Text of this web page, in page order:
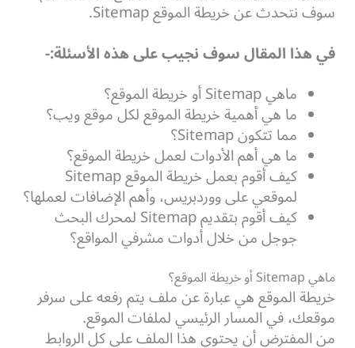
سوف نتحدث عن خريطة الموقع Sitemap.
في هذا المقال سوف نجيب على هذه الأسئلة:-
ماهي Sitemap أو خريطة الموقع؟
ما هي أهمية خريطة الموقع لكل موقع ويب؟
مما تتكون Sitemap؟
ما هي أهم الأدوات لعمل خريطة الموقع؟
كيف أقوم بعمل خريطة الموقع Sitemap
لموقعي على ووردبريس، وأهم الإضافات لعملها؟
كيف أقوم بتقديم Sitemap لمحرك البحث
جوجل من خلال أدوات مشرفي المواقع؟
ماهي Sitemap أو خريطة الموقع؟
خريطة الموقع هي عبارة عن ملف يتم رفعه على سرفر
موقعك، في المسار الرئيسي لملفات الموقع.
من المفترض أن يحتوي هذا الملف على كل الروابط